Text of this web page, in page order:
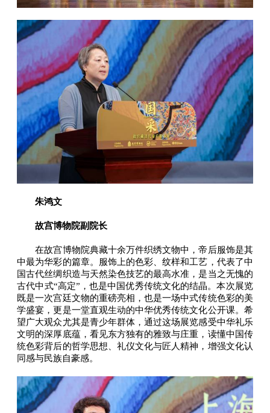
朱鸿文
故宫博物院副院长
在故宫博物院典藏十余万件织绣文物中，帝后服饰是其
中最为华彩的篇章。服饰上的色彩、纹样和工艺，代表了中
国古代丝绸织造与天然染色技艺的最高水准，是当之无愧的
古代中式“高定”，也是中国优秀传统文化的结晶。本次展览
既是一次宫廷文物的重磅亮相，也是一场中式传统色彩的美
学盛宴，更是一堂直观生动的中华优秀传统文化公开课。希
望广大观众尤其是青少年群体，通过这场展览感受中华礼乐
文明的深厚底蕴，看见东方独有的雅致与庄重，读懂中国传
统色彩背后的哲学思想、礼仪文化与匠人精神，增强文化认
同感与民族自豪感。